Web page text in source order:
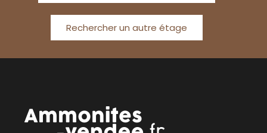
Rechercher un autre étage